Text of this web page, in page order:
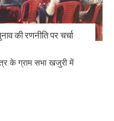
की रणनीति पर चर्चा
के ग्राम सभा खजुरी में